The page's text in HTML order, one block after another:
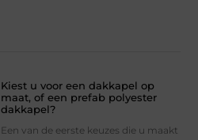
Kiest u voor een dakkapel op
maat, of een prefab polyester
dakkapel?
Een van de eerste keuzes die u maakt